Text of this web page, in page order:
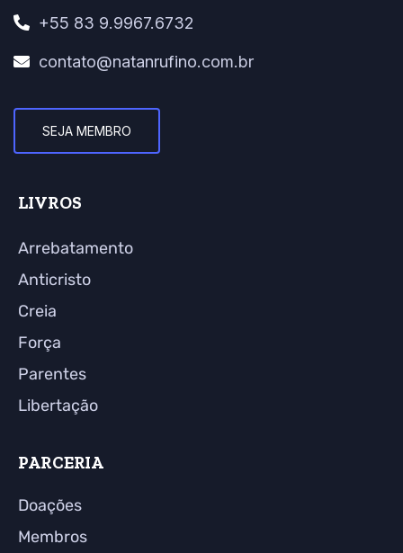
+55 83 9.9967.6732
contato@natanrufino.com.br
SEJA MEMBRO
LIVROS
Arrebatamento
Anticristo
Creia
Força
Parentes
Libertação
PARCERIA
Doações
Membros